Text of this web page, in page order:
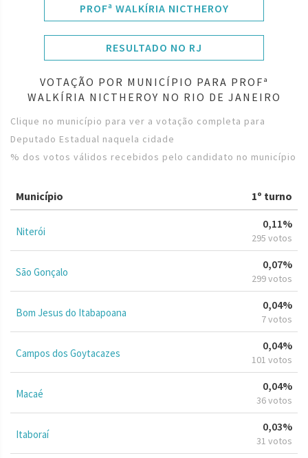
PROFª WALKÍRIA NICTHEROY
RESULTADO NO RJ
VOTAÇÃO POR MUNICÍPIO PARA PROFª
WALKÍRIA NICTHEROY NO RIO DE JANEIRO
Clique no município para ver a votação completa para
Deputado Estadual naquela cidade
% dos votos válidos recebidos pelo candidato no município
Município 1º turno
Niterói
0,11%
295 votos
São Gonçalo
0,07%
299 votos
Bom Jesus do Itabapoana
0,04%
7 votos
Campos dos Goytacazes
0,04%
101 votos
Macaé
0,04%
36 votos
Itaboraí
0,03%
31 votos